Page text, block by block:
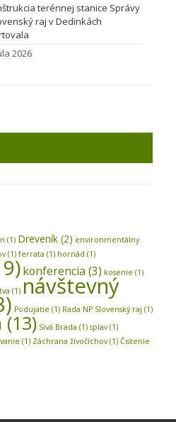
terénnej stanice Správy
raj v Dedinkách
2026
(1) Dreveník (2) environmentálny
(1) ferrata (1) hornád (1)
konferencia (3) kosenie (1)
(1) návštevný
Podujatie (1) Rada NP Slovenský raj (1)
(13) Sivá Brada (1) splav(1)
(1) Záchrana živočíchov(1) Čistenie